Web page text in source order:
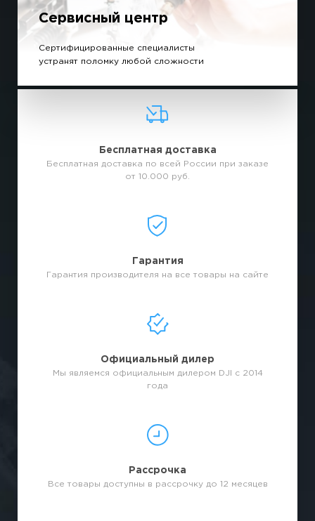
Сервисный центр
Сертифицированные специалисты
устранят поломку любой сложности
Бесплатная доставка
Бесплатная доставка по всей России при заказе
от 10.000 руб.
Гарантия
Гарантия производителя на все товары на сайте
Официальный дилер
Мы являемся официальным дилером DJI с 2014
года
Рассрочка
Все товары доступны в рассрочку до 12 месяцев